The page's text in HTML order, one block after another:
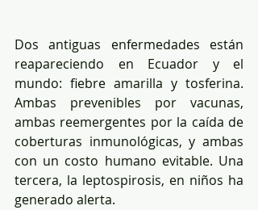
Dos antiguas enfermedades están
reapareciendo en Ecuador y el
mundo: fiebre amarilla y tosferina.
Ambas prevenibles por vacunas,
ambas reemergentes por la caída de
coberturas inmunológicas, y ambas
con un costo humano evitable. Una
tercera, la leptospirosis, en niños ha
generado alerta.